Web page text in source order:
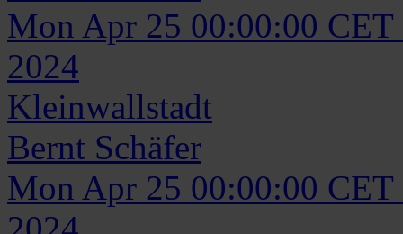
Mon Apr 25 00:00:00 CET
2024
Kleinwallstadt
Bernt Schäfer
Mon Apr 25 00:00:00 CET